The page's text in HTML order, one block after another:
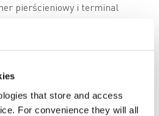
that store and access
For convenience they will all
pierścieniowy i terminal
kodów paskowych
celu jej późniejszej
ZetesChronos.